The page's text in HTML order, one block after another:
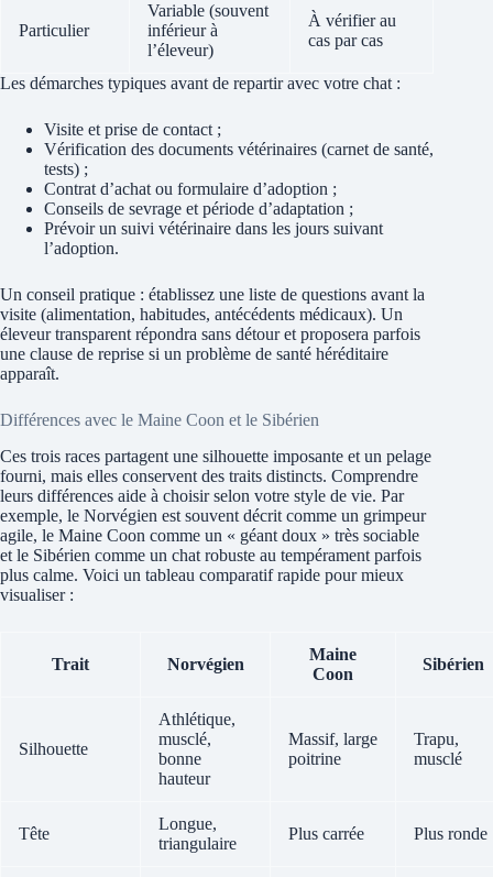
Particulier
Variable (souvent
inférieur à
l’éleveur)
À vérifier au
cas par cas
Les démarches typiques avant de repartir avec votre chat :
Visite et prise de contact ;
Vérification des documents vétérinaires (carnet de santé,
tests) ;
Contrat d’achat ou formulaire d’adoption ;
Conseils de sevrage et période d’adaptation ;
Prévoir un suivi vétérinaire dans les jours suivant
l’adoption.
Un conseil pratique : établissez une liste de questions avant la
visite (alimentation, habitudes, antécédents médicaux). Un
éleveur transparent répondra sans détour et proposera parfois
une clause de reprise si un problème de santé héréditaire
apparaît.
Différences avec le Maine Coon et le Sibérien
Ces trois races partagent une silhouette imposante et un pelage
fourni, mais elles conservent des traits distincts. Comprendre
leurs différences aide à choisir selon votre style de vie. Par
exemple, le Norvégien est souvent décrit comme un grimpeur
agile, le Maine Coon comme un « géant doux » très sociable
et le Sibérien comme un chat robuste au tempérament parfois
plus calme. Voici un tableau comparatif rapide pour mieux
visualiser :
Trait Norvégien
Maine
Coon
Sibérien
Silhouette
Athlétique,
musclé,
bonne
hauteur
Massif, large
poitrine
Trapu,
musclé
Tête
Longue,
triangulaire
Plus carrée Plus ronde